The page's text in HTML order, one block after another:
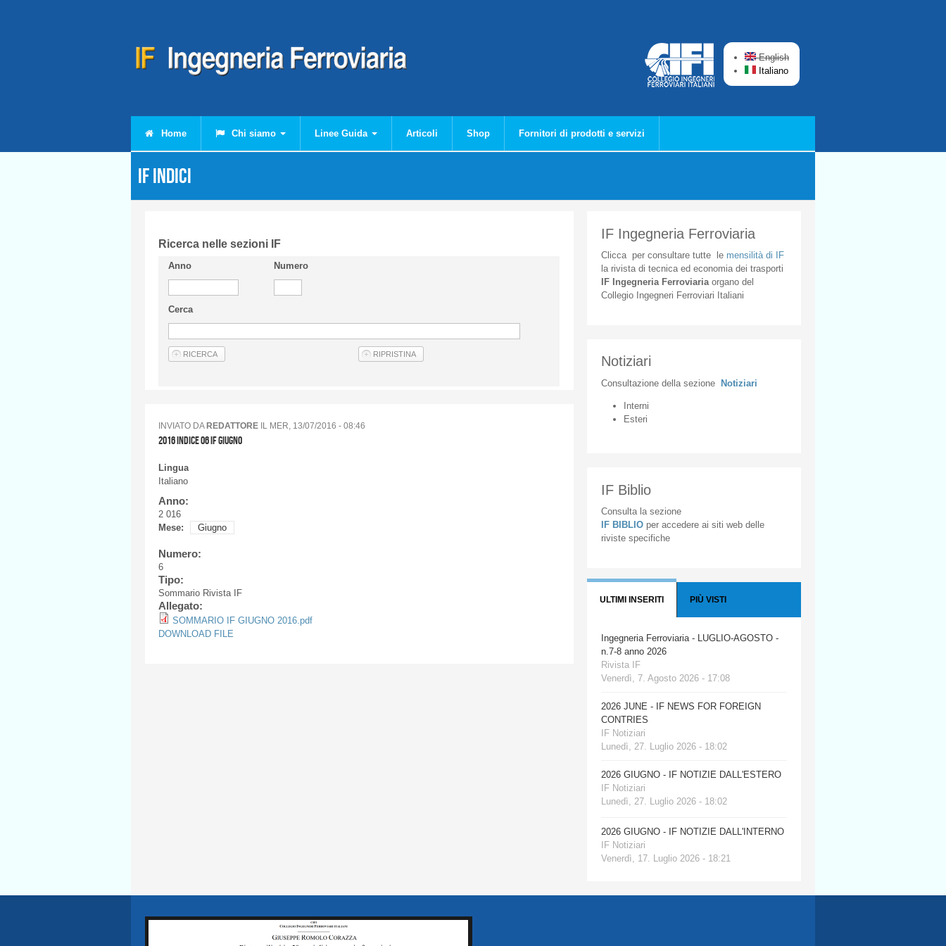
English
Italiano
Home Chi siamo Linee Guida Articoli Shop Fornitori di prodotti e servizi
IF Indici
Ricerca nelle sezioni IF
Anno Numero
Cerca
INVIATO DAREDATTORE IL MER, 13/07/2016 - 08:46
2016 INDICE 06 IF GIUGNO
Lingua
Italiano
Anno:
2 016
Mese:
Giugno
Numero:
6
Tipo:
Sommario Rivista IF
Allegato:
SOMMARIO IF GIUGNO 2016.pdf
DOWNLOAD FILE
IF Ingegneria Ferroviaria
Cliccaper consultare tuttele mensilità di IF
la rivista di tecnica ed economia dei trasporti
IF Ingegneria Ferroviaria organodel
Collegio
Ingegneri Ferroviari Italiani
Notiziari
Consultazione della sezione Notiziari
Interni
Esteri
IF Biblio
Consulta la sezione
IF BIBLIO per accedere ai siti web delle
riviste specifiche
ULTIMI INSERITI PIÙ VISTI
Ingegneria Ferroviaria - LUGLIO-AGOSTO -
n.7-8 anno 2026
Rivista IF
Venerdì, 7. Agosto 2026 - 17:08
2026 JUNE - IF NEWS FOR FOREIGN
CONTRIES
IF Notiziari
Lunedì, 27. Luglio 2026 - 18:02
2026 GIUGNO - IF NOTIZIE DALL'ESTERO
IF Notiziari
Lunedì, 27. Luglio 2026 - 18:02
2026 GIUGNO - IF NOTIZIE DALL'INTERNO
IF Notiziari
Venerdì, 17. Luglio 2026 - 18:21